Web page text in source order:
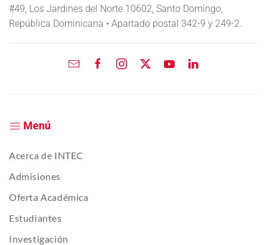
#49, Los Jardines del Norte 10602, Santo Domingo,
República Dominicana • Apartado postal 342-9 y 249-2.
Menú
Acerca de INTEC
Admisiones
Oferta Académica
Estudiantes
Investigación